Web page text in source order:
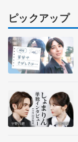
ピックアップ